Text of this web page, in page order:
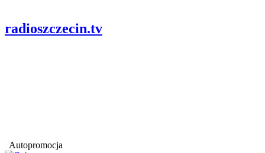
radioszczecin.tv
Autopromocja